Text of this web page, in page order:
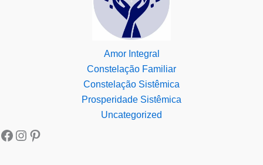
Amor Integral
Constelação Familiar
Constelação Sistêmica
Prosperidade Sistêmica
Uncategorized